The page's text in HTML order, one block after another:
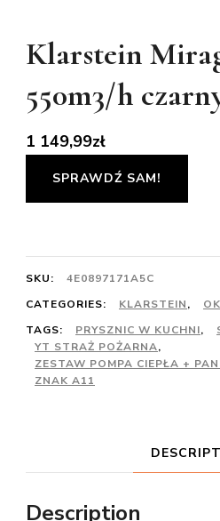
Klarstein
550m3/h
1 149,99zł
SPRAWDŹ SAM!
SKU:
4E0897171A5C
CATEGORIES:
KLARSTEIN,
TAGS:
PRYSZNIC W KUCHNI,
YT STRAŻ POŻARNA,
ZESTAW POMPA CIEPŁA +
ZNAK A11
Description